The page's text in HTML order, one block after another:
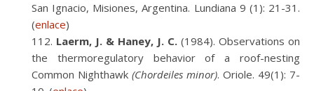
San Ignacio, Misiones, Argentina. Lundiana 9 (1): 21-31.
(enlace)
Laerm, J. & Haney, J. C. (1984). Observations on
the thermoregulatory behavior of a roof-nesting
Common Nighthawk (Chordeiles minor). Oriole. 49(1): 7-